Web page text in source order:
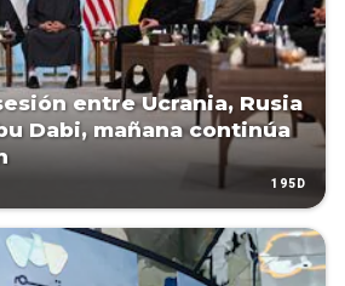
entre Ucrania, Rusia
Dabi, mañana continúa
195D